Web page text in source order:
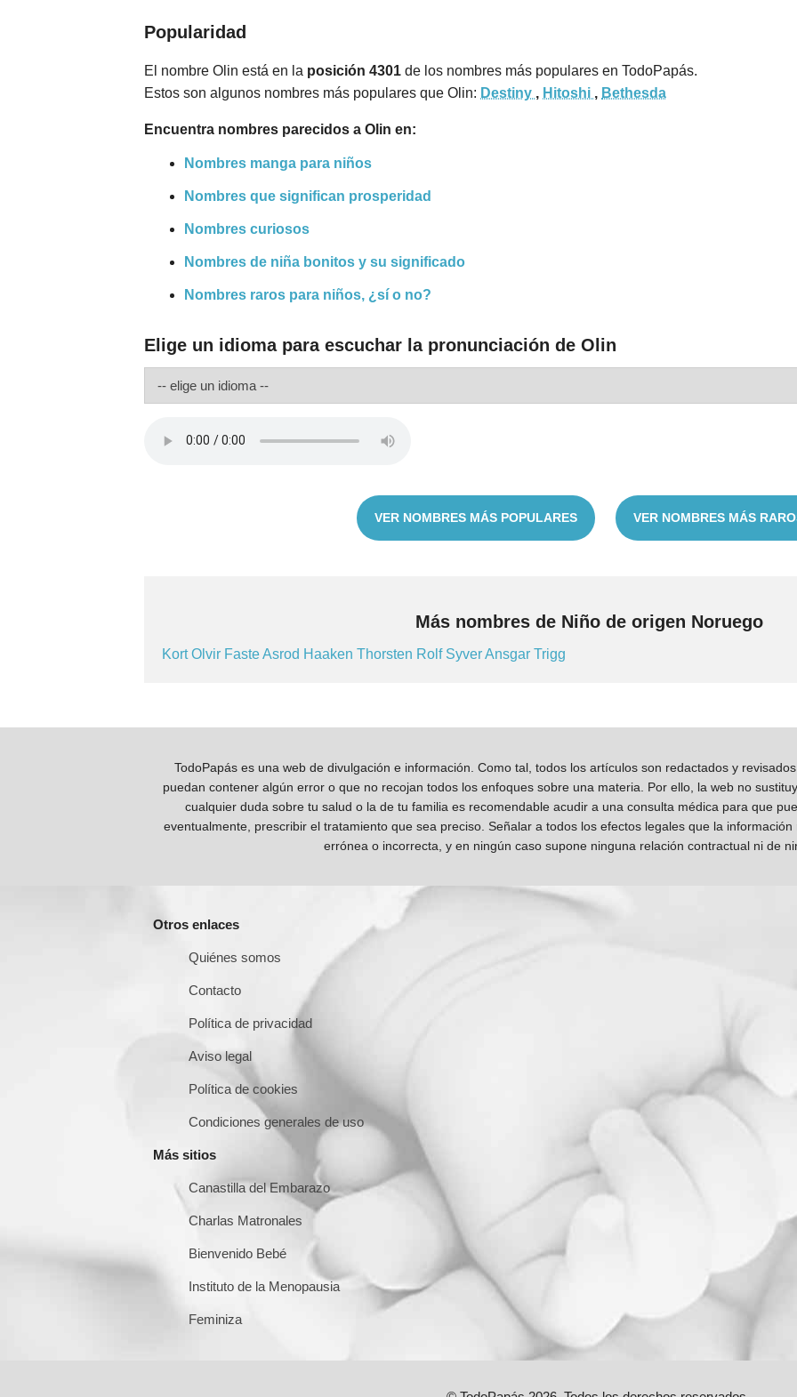
Popularidad
El nombre Olin está en la posición 4301 de los nombres más populares en TodoPapás.
Estos son algunos nombres más populares que Olin: Destiny , Hitoshi , Bethesda
Encuentra nombres parecidos a Olin en:
Nombres manga para niños
Nombres que significan prosperidad
Nombres curiosos
Nombres de niña bonitos y su significado
Nombres raros para niños, ¿sí o no?
Elige un idioma para escuchar la pronunciación de Olin
VER NOMBRES MÁS POPULARES VER NOMBRES MÁS
Más nombres de Niño de origen Noruego
KortOlvir FasteAsrod Haaken Thorsten Rolf SyverAnsgar Trigg
TodoPapás es una web de divulgación e información. Como tal, todos los artículos son redactados y
puedan contener algún error o que no recojan todos los enfoques sobre una materia. Por ello, la web no
cualquier duda sobre tu salud o la de tu familia es recomendable acudir a una consulta médica para que
eventualmente, prescribir el tratamiento que sea preciso. Señalar a todos los efectos legales que la
errónea o incorrecta, y en ningún caso supone ninguna relación contractual ni de
Otros enlaces
Quiénes somos
Contacto
Política de privacidad
Aviso legal
Política de cookies
Condiciones generales de uso
Más sitios
Canastilla del Embarazo
Charlas Matronales
Bienvenido Bebé
Instituto de la Menopausia
Feminiza